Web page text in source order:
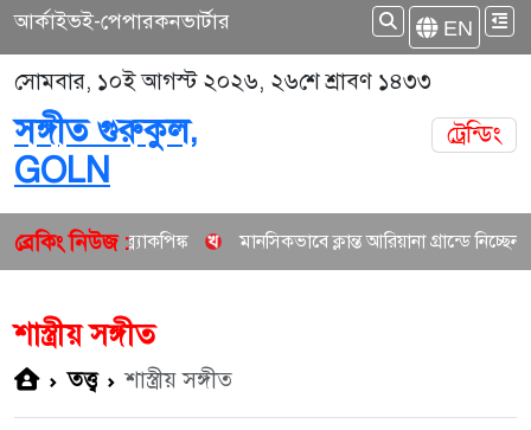
আর্কাইভই-পেপারকনভার্টার EN
সোমবার, ১০ই আগস্ট ২০২৬, ২৬শে শ্রাবণ ১৪৩৩
সঙ্গীত গুরুকুল,
GOLN
ট্রেন্ডিং
ব্রেকিং নিউজ :
ব্ল্যাকপিঙ্ক মানসিকভাবে ক্লান্ত আরিয়ানা গ্রান্ডে নিচ্ছেন দীর্ঘ বিরতি
শাস্ত্রীয় সঙ্গীত
তত্ত্ব শাস্ত্রীয় সঙ্গীত